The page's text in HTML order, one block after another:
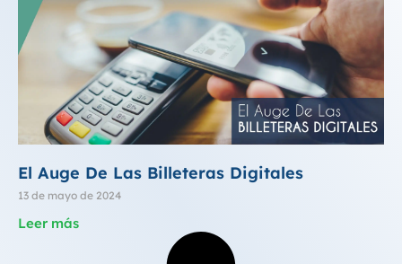
El Auge De Las Billeteras Digitales
13 de mayo de 2024
Leer más